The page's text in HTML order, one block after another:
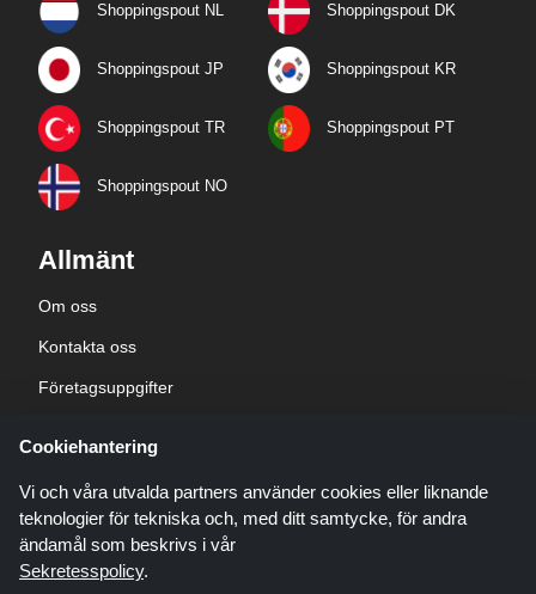
Shoppingspout NL Shoppingspout DK
Shoppingspout JP Shoppingspout KR
Shoppingspout TR Shoppingspout PT
Shoppingspout NO
Allmänt
Om oss
Kontakta oss
Företagsuppgifter
Cookiehantering
Vi och våra utvalda partners använder cookies eller liknande
teknologier för tekniska och, med ditt samtycke, för andra
ändamål som beskrivs i vår
Sekretesspolicy.